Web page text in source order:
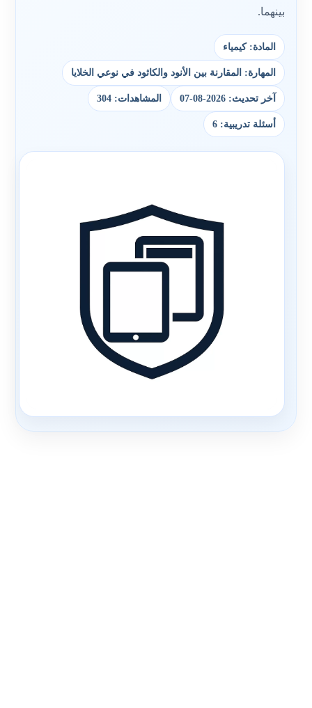
بينهما.
المادة: كيمياء
المهارة: المقارنة بين الأنود والكاثود في نوعي الخلايا
آخر تحديث: 2026-08-07 المشاهدات: 304
أسئلة تدريبية: 6